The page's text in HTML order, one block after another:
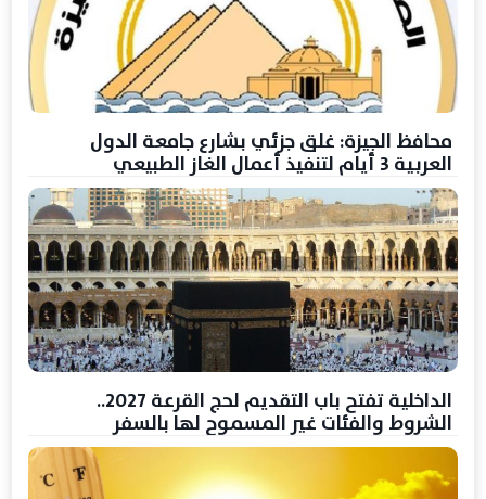
محافظ الجيزة: غلق جزئي بشارع جامعة الدول
العربية 3 أيام لتنفيذ أعمال الغاز الطبيعي
الداخلية تفتح باب التقديم لحج القرعة 2027..
الشروط والفئات غير المسموح لها بالسفر